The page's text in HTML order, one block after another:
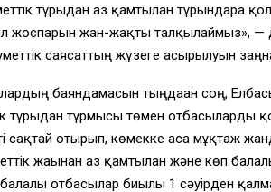
тұрғыдан аз қамтылған
жоспарын жан-жақты талқылаймыз», —
саясаттың жүзеге асырылуын
баяндамасын тыңдаған соң,
тұрғыдан тұрмысы төмен отбасыларды
сақтай отырып, көмекке аса мұқтаж
жағынан аз қамтылған және көп
отбасылар биылғы 1 сәуірден